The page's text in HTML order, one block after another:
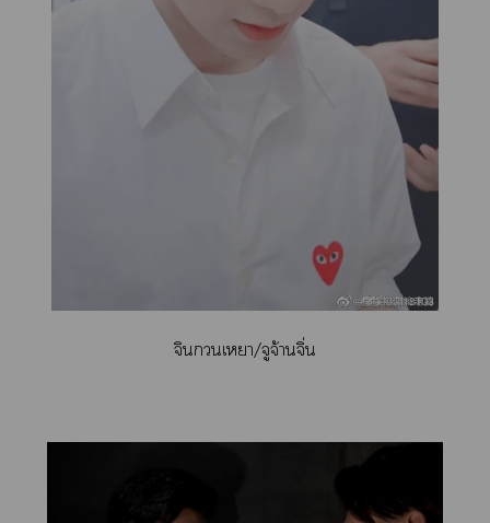
จิเา/จูจ้านจิ่น